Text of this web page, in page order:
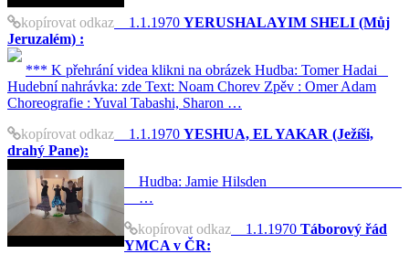
kopírovat odkaz 1.1.1970 YERUSHALAYIM SHELI (Můj
Jeruzalém) :
*** K přehrání videa klikni na obrázek Hudba: Tomer Hadai
Hudební nahrávka: zde Text: Noam Chorev Zpěv : Omer Adam
Choreografie : Yuval Tabashi, Sharon …
kopírovat odkaz 1.1.1970 YESHUA, EL YAKAR (Ježíši,
drahý Pane):
Hudba: Jamie Hilsden
…
kopírovat odkaz 1.1.1970 Táborový řád
YMCA v ČR: